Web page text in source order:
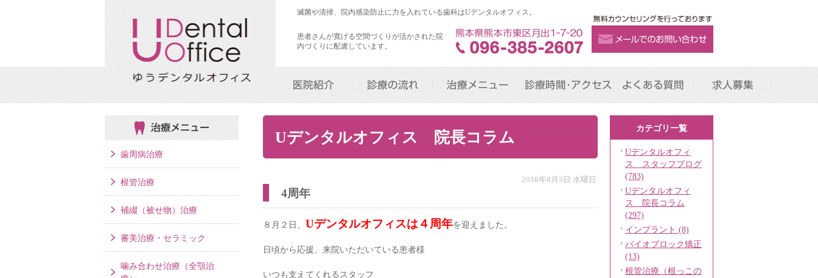
滅菌や清掃、院内感染防止に力を入れている歯科はUデンタルオフィス。
患者さんが寛げる空間づくりが活かされた院
内づくりに配慮しています。
医院紹介 診療の流れ 治療メニュー 診療時間･アクセス よくある質問 求人募集
Uデンタルオフィス 院長コラム
2016年8月3日 水曜日
4周年
８月２日、 Uデンタルオフィスは４周年を迎えました。
日頃から応援、来院いただいている患者様
いつも支えてくれるスタッフ
カテゴリ一覧
Uデンタルオフィ
ス スタッフブログ
(783)
Uデンタルオフィ
ス 院長コラム
(297)
インプラント (8)
バイオブロック矯正
(13)
根管治療（根っこの
治療メニュー
歯周病治療
根管治療
補綴（被せ物）治療
審美治療・セラミック
噛み合わせ治療（全顎治